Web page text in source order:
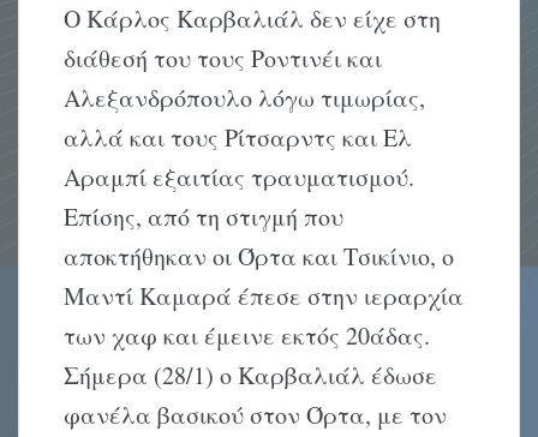
Ο Κάρλος Καρβαλιάλ δεν είχε στη
διάθεσή του τους Ροντινέι και
Αλεξανδρόπουλο λόγω τιμωρίας,
αλλά και τους Ρίτσαρντς και Ελ
Αραμπί εξαιτίας τραυματισμού.
Επίσης, από τη στιγμή που
αποκτήθηκαν οι Όρτα και Τσικίνιο, ο
Μαντί Καμαρά έπεσε στην ιεραρχία
των χαφ και έμεινε εκτός 20άδας.
Σήμερα (28/1) ο Καρβαλιάλ έδωσε
φανέλα βασικού στον Όρτα, με τον